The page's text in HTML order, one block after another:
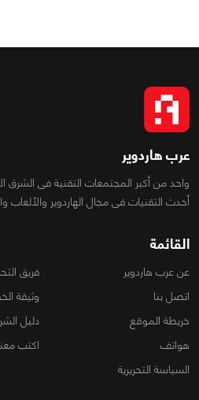
عرب هاردوير
واحد من أكبر المجتمعات التقنية فى
أحدث التقنيات فى مجال الهاردوير والألعاب
القائمة
عن عرب هاردوير
فريق
اتصل بنا
وثيقة
خريطة الموقع
دليل
هواتف
اكتب
السياسة التحريرية